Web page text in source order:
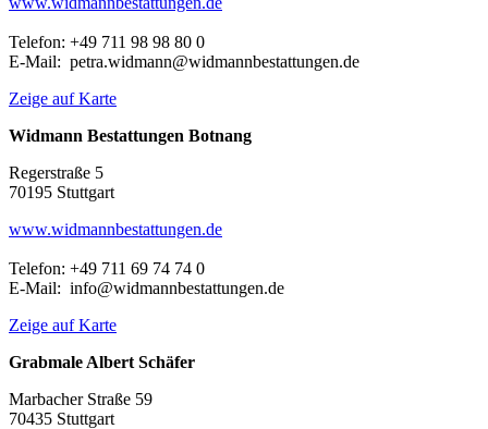
Telefon: +49 711 98 98 80 0
E-Mail: petra.widmann@widmannbestattungen.de
Zeige auf Karte
Widmann Bestattungen Botnang
Regerstraße 5
70195 Stuttgart
www.widmannbestattungen.de
Telefon: +49 711 69 74 74 0
E-Mail: info@widmannbestattungen.de
Zeige auf Karte
Grabmale Albert Schäfer
Marbacher Straße 59
70435 Stuttgart